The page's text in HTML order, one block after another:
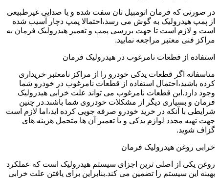
در صورتی که فرمان اتومبیل تان سفت شده و یا صدایی غیرطبیعی
از پمپ هیدرولیک به گوش می رسد،احتمالا پمپ دچار آسیب شده
است و لازم است تا جهت بررسی پمپ و تعمیر هیدرولیک فرمان به
مراکز فنی معتبر مراجعه نمایید.
استفاده از قطعات نامرغوب در هیدرولیک فرمان
متاسفانه اگر قطعات یدکی خودرو را از مراکز نامعتبر خریداری
کرده باشید،احتمال استفاده از قطعات نامرغوب در خودرو شما
وجود دارد.این قطعات نامرغوب می تواند علت خرابی هیدرولیک
فرمان و بسیاری دیگر از مشکلات خودروی شما باشند.در چنین
شرایطی با آنکه در خرید خودرو صرفه جویی کرده اید،اما لازم است
جهت تهیه مجدد لوازم یدکی و یا تعمیر آن ها متحمل هزینه های
گزاف شوید.
خرابی روغن هیدرولیک فرمان
روغن یکی از اصلی ترین اجزای سیستم هیدرولیک است که عملکرد
بهینه این سیستم را تضمین می کند.بنابراین برای یافتن علت خرابی